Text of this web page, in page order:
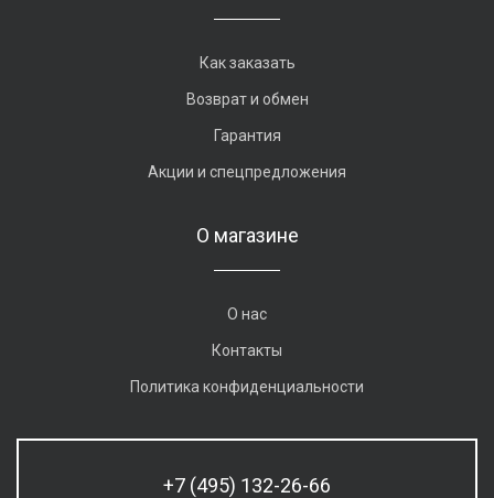
Как заказать
Возврат и обмен
Гарантия
Акции и спецпредложения
О магазине
О нас
Контакты
Политика конфиденциальности
+7 (495) 132-26-66